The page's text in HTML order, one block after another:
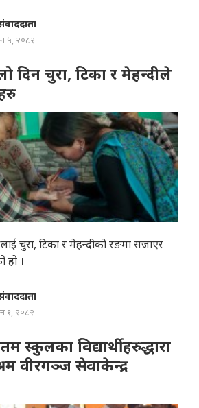
५, २०८२
दिन चुरा, टिका र मेहन्दीले
चुरा, टिका र मेहन्दीको रङमा सजाएर
हो ।
१, २०८२
स्कुलका विद्यार्थीहरुद्धारा
वीरगञ्ज सेवाकेन्द्र